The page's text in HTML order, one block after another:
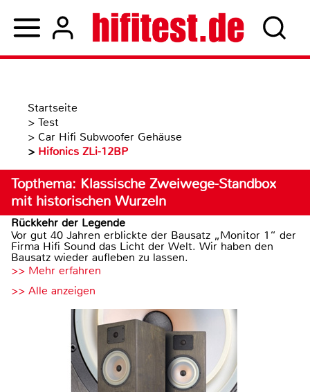
Startseite
> Test
> Car Hifi Subwoofer Gehäuse
> Hifonics ZLi-12BP
Topthema: Klassische Zweiwege-Standbox
mit historischen Wurzeln
Rückkehr der Legende
Vor gut 40 Jahren erblickte der Bausatz „Monitor 1“ der
Firma Hifi Sound das Licht der Welt. Wir haben den
Bausatz wieder aufleben zu lassen.
>> Mehr erfahren
>> Alle anzeigen